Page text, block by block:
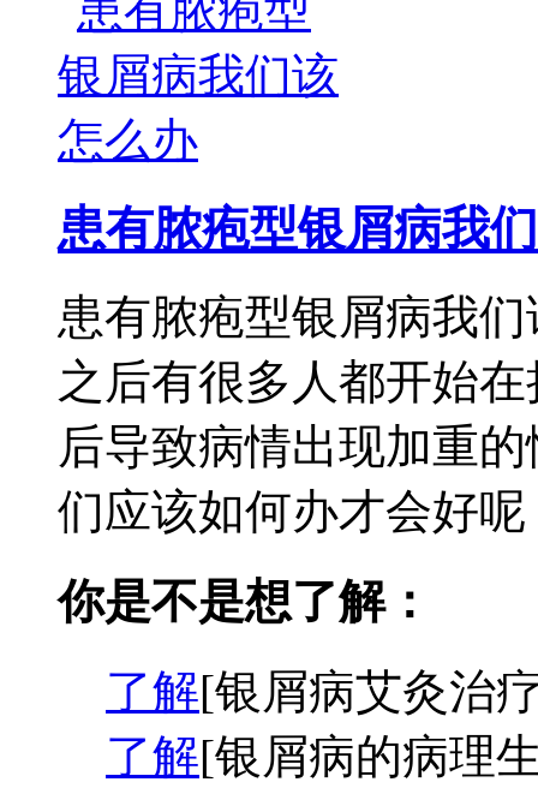
患有脓疱型银屑病我们
患有脓疱型银屑病我
之后有很多人都开始
后导致病情出现加重
们应该如何办才会好
你是不是想了解：
了解[银屑病艾灸治
了解[银屑病的病理